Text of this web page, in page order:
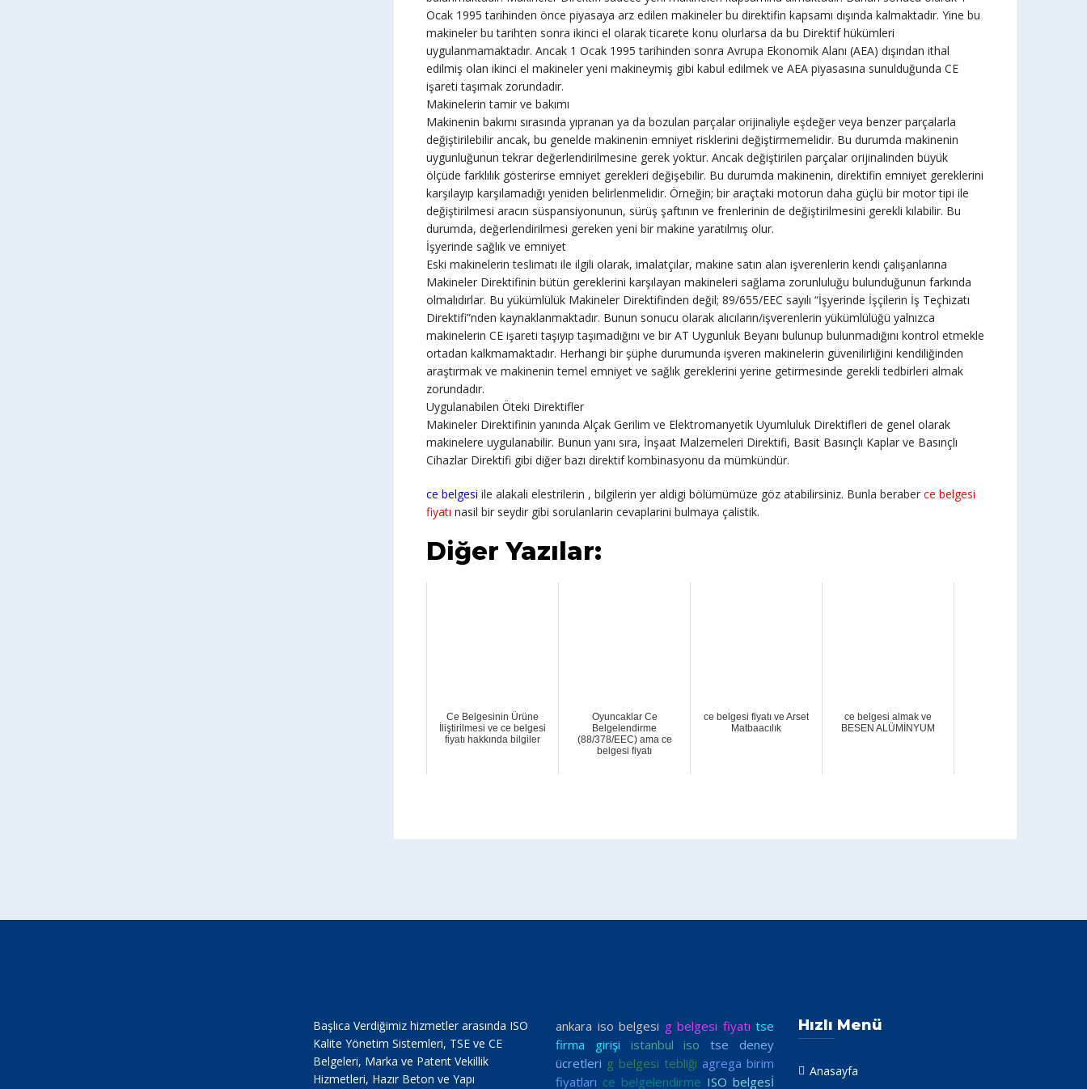
Ocak 1995 tarihinden önce piyasaya arz edilen makineler bu direktifin kapsamı dışında kalmaktadır. Yine bu
makineler bu tarihten sonra ikinci el olarak ticarete konu olurlarsa da bu Direktif hükümleri
uygulanmamaktadır. Ancak 1 Ocak 1995 tarihinden sonra Avrupa Ekonomik Alanı (AEA) dışından ithal
edilmiş olan ikinci el makineler yeni makineymiş gibi kabul edilmek ve AEA piyasasına sunulduğunda CE
işareti taşımak zorundadır.
Makinelerin tamir ve bakımı
Makinenin bakımı sırasında yıpranan ya da bozulan parçalar orijinaliyle eşdeğer veya benzer parçalarla
değiştirilebilir ancak, bu genelde makinenin emniyet risklerini değiştirmemelidir. Bu durumda makinenin
uygunluğunun tekrar değerlendirilmesine gerek yoktur. Ancak değiştirilen parçalar orijinalinden büyük
ölçüde farklılık gösterirse emniyet gerekleri değişebilir. Bu durumda makinenin, direktifin emniyet gereklerini
karşılayıp karşılamadığı yeniden belirlenmelidir. Örneğin; bir araçtaki motorun daha güçlü bir motor tipi ile
değiştirilmesi aracın süspansiyonunun, sürüş şaftının ve frenlerinin de değiştirilmesini gerekli kılabilir. Bu
durumda, değerlendirilmesi gereken yeni bir makine yaratılmış olur.
İşyerinde sağlık ve emniyet
Eski makinelerin teslimatı ile ilgili olarak, imalatçılar, makine satın alan işverenlerin kendi çalışanlarına
Makineler Direktifinin bütün gereklerini karşılayan makineleri sağlama zorunluluğu bulunduğunun farkında
olmalıdırlar. Bu yükümlülük Makineler Direktifinden değil; 89/655/EEC sayılı “İşyerinde İşçilerin İş Teçhizatı
Direktifi”nden kaynaklanmaktadır. Bunun sonucu olarak alıcıların/işverenlerin yükümlülüğü yalnızca
makinelerin CE işareti taşıyıp taşımadığını ve bir AT Uygunluk Beyanı bulunup bulunmadığını kontrol etmekle
ortadan kalkmamaktadır. Herhangi bir şüphe durumunda işveren makinelerin güvenilirliğini kendiliğinden
araştırmak ve makinenin temel emniyet ve sağlık gereklerini yerine getirmesinde gerekli tedbirleri almak
zorundadır.
Uygulanabilen Öteki Direktifler
Makineler Direktifinin yanında Alçak Gerilim ve Elektromanyetik Uyumluluk Direktifleri de genel olarak
makinelere uygulanabilir. Bunun yanı sıra, İnşaat Malzemeleri Direktifi, Basit Basınçlı Kaplar ve Basınçlı
Cihazlar Direktifi gibi diğer bazı direktif kombinasyonu da mümkündür.
ce belgesi ile alakali elestrilerin , bilgilerin yer aldigi bölümümüze göz atabilirsiniz. Bunla beraber ce belgesi
fiyatı nasil bir seydir gibi sorulanlarin cevaplarini bulmaya çalistik.
Diğer Yazılar:
Ce Belgesinin Ürüne
İliştirilmesi ve ce belgesi
fiyatı hakkında bilgiler
Oyuncaklar Ce
Belgelendirme
(88/378/EEC) ama ce
belgesi fiyatı
ce belgesi fiyatı ve Arset
Matbaacılık
ce belgesi almak ve
BESEN ALÜMİNYUM
Başlıca Verdiğimiz hizmetler arasında ISO
Kalite Yönetim Sistemleri, TSE ve CE
Belgeleri, Marka ve Patent Vekillik
Hizmetleri, Hazır Beton ve Yapı
ankara iso belgesi g belgesi fiyatı tse
firma girişi
istanbul iso
tse deney
ücretleri g belgesi tebliği agrega birim
fiyatları ce belgelendirme ISO belgesİ
Hızlı Menü
Anasayfa